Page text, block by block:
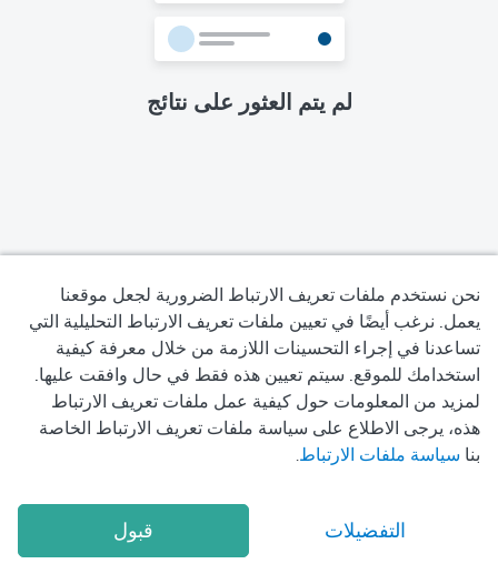
لم يتم العثور على نتائج
2026 Okadoc Technologies FZ-LLC
سياسة الخصوصية
شروط الاستخدام
سياسة ملفات تعريف الارتباط
نحن نستخدم ملفات تعريف الارتباط الضرورية لجعل موقعنا
يعمل. نرغب أيضًا في تعيين ملفات تعريف الارتباط التحليلية التي
تساعدنا في إجراء التحسينات اللازمة من خلال معرفة كيفية
استخدامك للموقع. سيتم تعيين هذه فقط في حال وافقت عليها.
لمزيد من المعلومات حول كيفية عمل ملفات تعريف الارتباط
هذه، يرجى الاطلاع على سياسة ملفات تعريف الارتباط الخاصة
بنا سياسة ملفات الارتباط.
التفضيلات قبول